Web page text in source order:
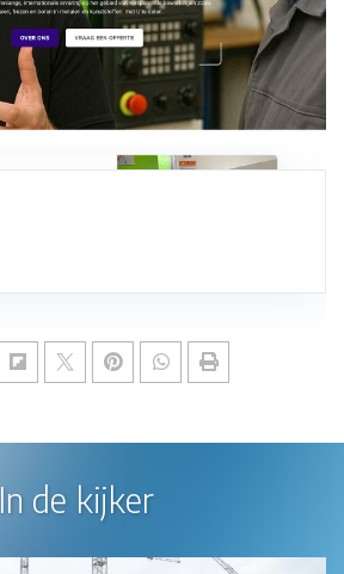
In de kijker